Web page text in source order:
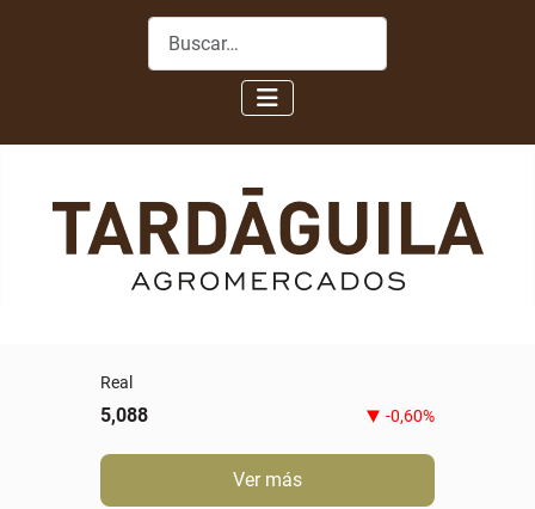
Buscar
0,00%
Ver más